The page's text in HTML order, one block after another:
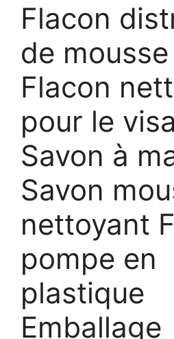
Flacon
de
Flacon
pour le
Savon à
Savon
nettoyant
pompe en
plastique
Emballage